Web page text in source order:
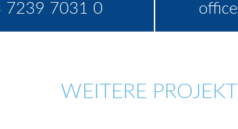
7239 7031 0
WEITERE